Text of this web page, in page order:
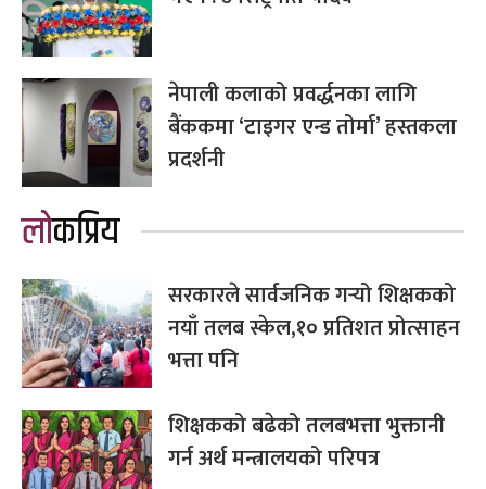
नेपाली कलाको प्रवर्द्धनका लागि
बैंककमा ‘टाइगर एन्ड तोर्मा’ हस्तकला
प्रदर्शनी
लोकप्रिय
सरकारले सार्वजनिक गर्‍यो शिक्षकको
नयाँ तलब स्केल,१० प्रतिशत प्रोत्साहन
भत्ता पनि
शिक्षकको बढेको तलबभत्ता भुक्तानी
गर्न अर्थ मन्त्रालयको परिपत्र